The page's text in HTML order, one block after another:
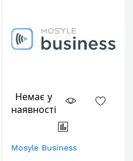
Немає у
наявності
Mosyle Business